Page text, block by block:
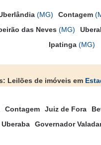
(MG) Contagem
das Neves (MG)
Ipatinga (MG)
Leilões de imóveis em
Contagem Juiz de Fora
Uberaba
Governador